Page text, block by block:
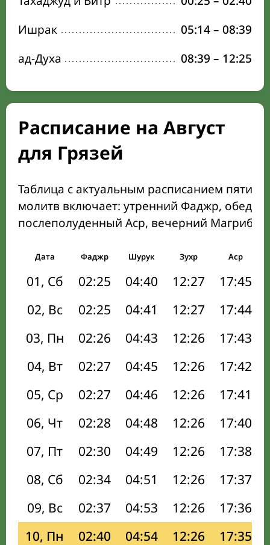
Ишрак
05:14– 08:39
ад-Духа
08:39 – 12:25
Расписание на Август
для Грязей
Таблица с актуальным расписанием пяти
молитв включает: утренний Фаджр,
послеполуденный Аср, вечерний Магриб
Дата Фаджр Шурук Зухр Аср
01, Сб 02:25 04:40 12:27 17:45
02, Вс
02:25 04:41 12:27 17:44
03, Пн
02:26 04:43 12:26 17:43
04, Вт
02:27 04:45 12:26 17:42
05, Ср
02:27 04:46 12:26 17:41
06, Чт
02:28 04:48 12:26 17:40
07, Пт
02:30 04:49 12:26 17:38
08, Сб
02:34 04:51 12:26 17:37
09, Вс
02:37 04:53 12:26 17:36
10, Пн
02:40 04:54 12:26 17:35